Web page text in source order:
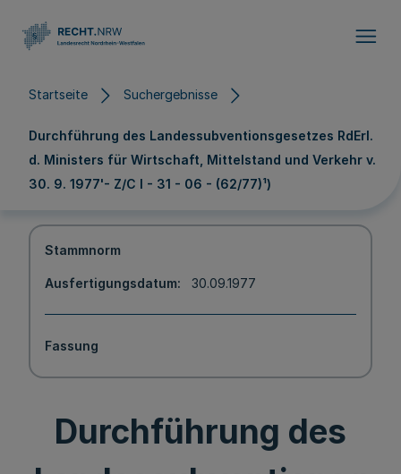
Startseite Suchergebnisse
Durchführung des Landessubventionsgesetzes RdErl.
d. Ministers für Wirtschaft, Mittelstand und Verkehr v.
30. 9. 1977'- Z/C l - 31 - 06 - (62/77)¹)
Stammnorm
Ausfertigungsdatum 30.09.1977
Fassung
Durchführung des